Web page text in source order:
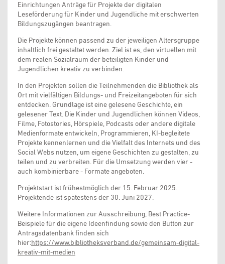
Einrichtungen Anträge für Projekte der digitalen
Leseförderung für Kinder und Jugendliche mit erschwerten
Bildungszugängen beantragen.
Die Projekte können passend zu der jeweiligen Altersgruppe
inhaltlich frei gestaltet werden. Ziel ist es, den virtuellen mit
dem realen Sozialraum der beteiligten Kinder und
Jugendlichen kreativ zu verbinden.
In den Projekten sollen die Teilnehmenden die Bibliothek als
Ort mit vielfältigen Bildungs- und Freizeitangeboten für sich
entdecken. Grundlage ist eine gelesene Geschichte, ein
gelesener Text. Die Kinder und Jugendlichen können Videos,
Filme, Fotostories, Hörspiele, Podcasts oder andere digitale
Medienformate entwickeln, Programmieren, KI-begleitete
Projekte kennenlernen und die Vielfalt des Internets und des
Social Webs nutzen, um eigene Geschichten zu gestalten, zu
teilen und zu verbreiten. Für die Umsetzung werden vier -
auch kombinierbare - Formate angeboten.
Projektstart ist frühestmöglich der 15. Februar 2025.
Projektende ist spätestens der 30. Juni 2027.
Weitere Informationen zur Ausschreibung, Best Practice-
Beispiele für die eigene Ideenfindung sowie den Button zur
Antragsdatenbank finden sich
hier:https://www.bibliotheksverband.de/gemeinsam-digital-
kreativ-mit-medien